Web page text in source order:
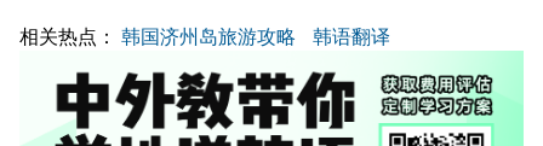
相关热点： 韩国济州岛旅游攻略 韩语翻译